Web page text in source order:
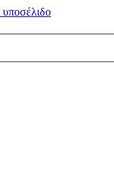
υποσέλιδο